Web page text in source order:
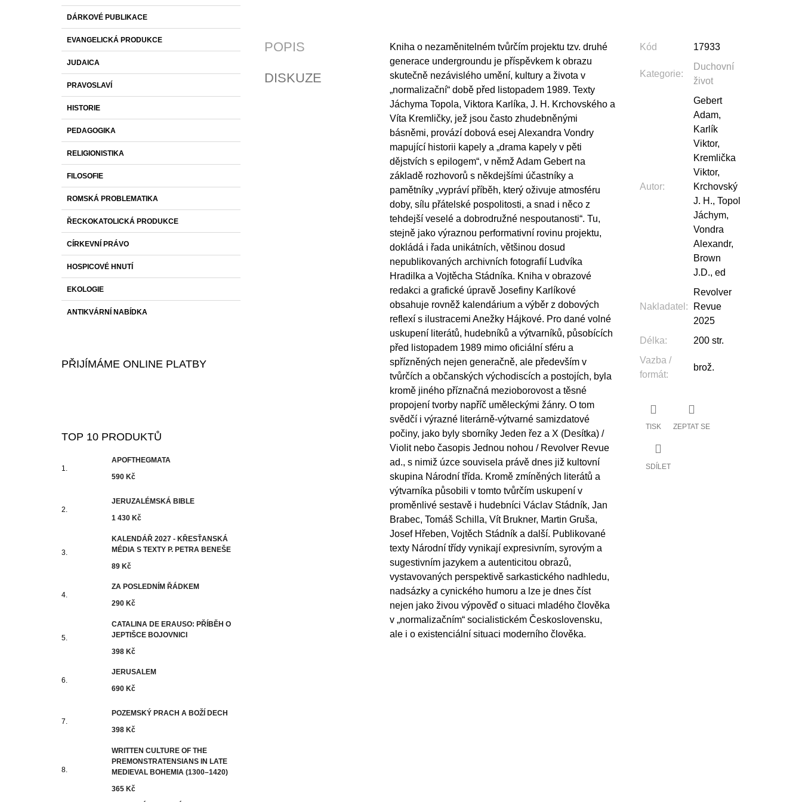
DÁRKOVÉ PUBLIKACE
EVANGELICKÁ PRODUKCE
JUDAICA
PRAVOSLAVÍ
HISTORIE
PEDAGOGIKA
RELIGIONISTIKA
FILOSOFIE
ROMSKÁ PROBLEMATIKA
ŘECKOKATOLICKÁ PRODUKCE
CÍRKEVNÍ PRÁVO
HOSPICOVÉ HNUTÍ
EKOLOGIE
ANTIKVÁRNÍ NABÍDKA
PŘIJÍMÁME ONLINE PLATBY
TOP 10 PRODUKTŮ
APOFTHEGMATA
590 Kč
JERUZALÉMSKÁ BIBLE
1 430 Kč
KALENDÁŘ 2027 - KŘESŤANSKÁ
MÉDIA S TEXTY P. PETRA BENEŠE
89 Kč
ZA POSLEDNÍM ŘÁDKEM
290 Kč
CATALINA DE ERAUSO: PŘÍBĚH O
JEPTIŠCE BOJOVNICI
398 Kč
JERUSALEM
690 Kč
POZEMSKÝ PRACH A BOŽÍ DECH
398 Kč
WRITTEN CULTURE OF THE
PREMONSTRATENSIANS IN LATE
MEDIEVAL BOHEMIA (1300–1420)
365 Kč
POPIS
DISKUZE
Kniha o nezaměnitelném tvůrčím projektu tzv. druhé
generace undergroundu je příspěvkem k obrazu
skutečně nezávislého umění, kultury a života v
„normalizační“ době před listopadem 1989. Texty
Jáchyma Topola, Viktora Karlíka, J. H. Krchovského a
Víta Kremličky, jež jsou často zhudebněnými
básněmi, provází dobová esej Alexandra Vondry
mapující historii kapely a „drama kapely v pěti
dějstvích s epilogem“, v němž Adam Gebert na
základě rozhovorů s někdejšími účastníky a
pamětníky „vypráví příběh, který oživuje atmosféru
doby, sílu přátelské pospolitosti, a snad i něco z
tehdejší veselé a dobrodružné nespoutanosti“. Tu,
stejně jako výraznou performativní rovinu projektu,
dokládá i řada unikátních, většinou dosud
nepublikovaných archivních fotografií Ludvíka
Hradilka a Vojtěcha Stádníka. Kniha v obrazové
redakci a grafické úpravě Josefiny Karlíkové
obsahuje rovněž kalendárium a výběr z dobových
reflexí s ilustracemi Anežky Hájkové. Pro dané volné
uskupení literátů, hudebníků a výtvarníků, působících
před listopadem 1989 mimo oficiální sféru a
spřízněných nejen generačně, ale především v
tvůrčích a občanských východiscích a postojích, byla
kromě jiného příznačná mezioborovost a těsné
propojení tvorby napříč uměleckými žánry. O tom
svědčí i výrazné literárně-výtvarné samizdatové
počiny, jako byly sborníky Jeden řez a X (Desítka) /
Violit nebo časopis Jednou nohou / Revolver Revue
ad., s nimiž úzce souvisela právě dnes již kultovní
skupina Národní třída. Kromě zmíněných literátů a
výtvarníka působili v tomto tvůrčím uskupení v
proměnlivé sestavě i hudebníci Václav Stádník, Jan
Brabec, Tomáš Schilla, Vít Brukner, Martin Gruša,
Josef Hřeben, Vojtěch Stádník a další. Publikované
texty Národní třídy vynikají expresivním, syrovým a
sugestivním jazykem a autenticitou obrazů,
vystavovaných perspektivě sarkastického nadhledu,
nadsázky a cynického humoru a lze je dnes číst
nejen jako živou výpověď o situaci mladého člověka
v „normalizačním“ socialistickém Československu,
ale i o existenciální situaci moderního člověka.
Kód 17933
Kategorie:
Duchovní
život
Autor:
Gebert
Adam,
Karlík
Viktor,
Kremlička
Viktor,
Krchovský
J. H., Topol
Jáchym,
Vondra
Alexandr,
Brown
J.D., ed
Nakladatel :
Revolver
Revue
2025
Délka:
200 str.
Vazba /
formát:
brož.
TISK ZEPTAT SE
SDÍLET